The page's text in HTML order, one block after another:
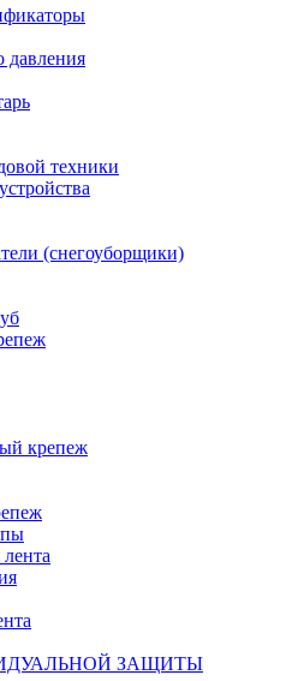
давления
техники
(снегоуборщики)
крепеж
ЗАЩИТЫ